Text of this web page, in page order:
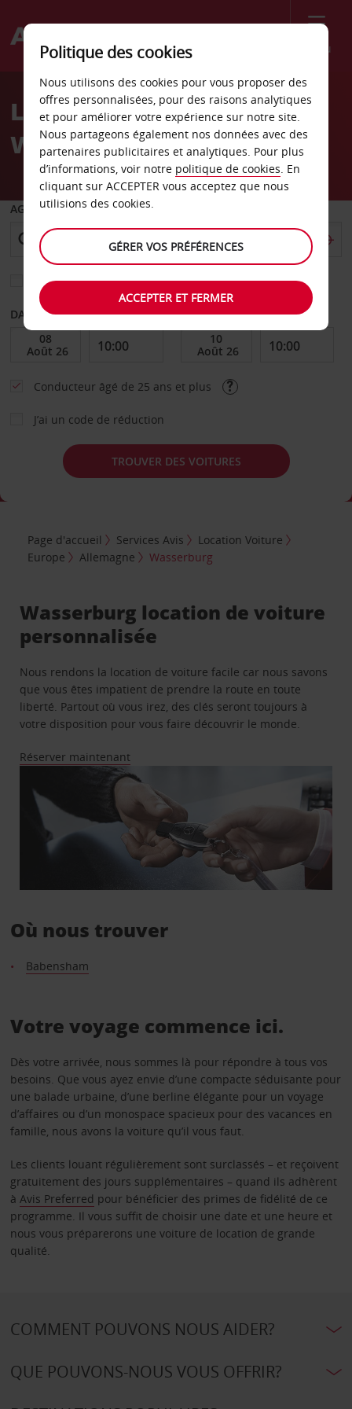
Menu
Welcome
AvisLocation de voiture
Wasserburg
AGENCE DE DÉPART
Sélectionnez une autre agence de retour
DATE DE DÉBUT DATE DE FIN
Conducteur âgé de 25 ans et plus
J’ai un code de réduction
TROUVER DES VOITURES
Page d'accueil Services Avis
Location Voiture
Europe
Allemagne Wasserburg
Wasserburg location de voiture
personnalisée
Nous rendons la location de voiture facile car nous savons
que vous êtes impatient de prendre la route en toute
liberté. Partout où vous irez, des clés seront toujours à
votre disposition pour vous faire découvrir le monde.
Réserver maintenant
Où nous trouver
Babensham
Votre voyage commence ici.
Dès votre arrivée, nous sommes là pour répondre à tous vos
besoins. Que vous ayez envie d’une compacte séduisante pour
une balade urbaine, d’une berline élégante pour un voyage
d’affaires ou d’un monospace spacieux pour des vacances en
famille, nous avons la voiture qu’il vous faut.
Les clients louant régulièrement sont surclassés – et reçoivent
gratuitement des jours supplémentaires – quand ils adhèrent
à Avis Preferred pour bénéficier des primes de fidélité de ce
programme. Il vous suffit de choisir une date et une heure et
nous vous préparerons une voiture de location de grande
qualité.
COMMENT POUVONS NOUS AIDER?
QUE POUVONS-NOUS VOUS OFFRIR?
Politique des cookies
Nous utilisons des cookies pour vous proposer des
offres personnalisées, pour des raisons analytiques
et pour améliorer votre expérience sur notre site.
Nous partageons également nos données avec des
partenaires publicitaires et analytiques. Pour plus
d’informations, voir notre politique de cookies. En
cliquant sur ACCEPTER vous acceptez que nous
utilisions des cookies.
GÉRER VOS PRÉFÉRENCES
ACCEPTER ET FERMER